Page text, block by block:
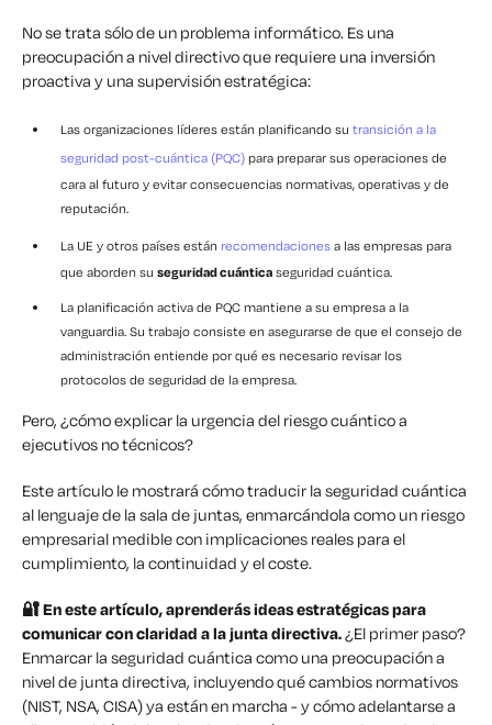
No se trata sólo de un problema informático. Es una
preocupación a nivel directivoque requiere una inversión
proactiva y una supervisión estratégica:
Las organizaciones líderes están planificando su transición a la
seguridad post-cuántica (PQC) para preparar sus operaciones de
cara al futuro y evitar consecuencias normativas, operativas y de
reputación.
La UE y otros países están recomendaciones a las empresas para
que aborden su seguridad cuántica seguridad cuántica.
La planificación activa de PQC mantiene a su empresa a la
vanguardia. Su trabajo consiste en asegurarse de que el consejo de
administración entiende por qué es necesario revisar los
protocolos de seguridad de la empresa.
Pero, ¿cómo explicar la urgencia del riesgo cuántico a
ejecutivos no técnicos?
Este artículo le mostrará cómo traducir la seguridad cuántica
al lenguaje de la sala de juntas, enmarcándola como un riesgo
empresarial mediblecon implicaciones reales para el
cumplimiento, la continuidad y el coste.
🔐 En este artículo, aprenderás ideas estratégicas para
comunicar con claridad a la junta directiva.¿El primer paso?
Enmarcar la seguridad cuántica como una preocupación a
nivel de junta directiva, incluyendoqué cambios normativos
(NIST, NSA, CISA) ya están en marcha - y cómo adelantarse a